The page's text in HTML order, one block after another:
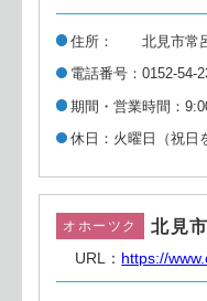
住所
北見市常
電話番号
0152-54-
期間・営業時間
休日
火曜日（祝日
オホーツク 北見
URL： https://